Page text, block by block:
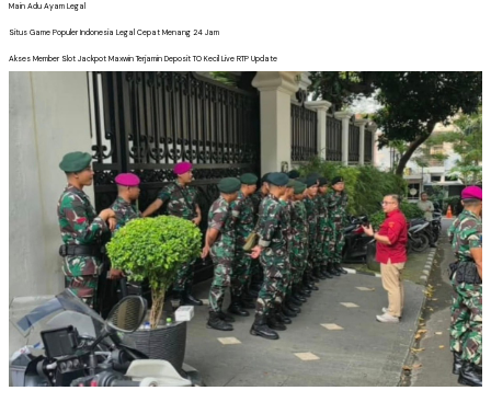
Main Adu Ayam Legal
Situs Game Populer Indonesia Legal Cepat Menang 24 Jam
Akses Member Slot Jackpot Maxwin Terjamin Deposit TO Kecil Live RTP Update